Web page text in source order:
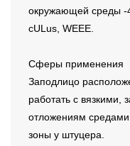
окружающей среды -
cULus, WEEE.
Сферы применения
Заподлицо
работать с вязкими,
отложениям
зоны у штуцера.